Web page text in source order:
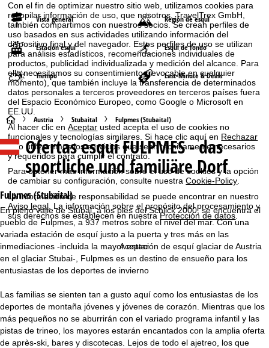
Con el fin de optimizar nuestro sitio web, utilizamos cookies para
recopilar información de uso, que nosotros, TravelTrex GmbH,
también compartimos con nuestros socios. Se crean perfiles de
uso basados en sus actividades utilizando información del
dispositivo final y del navegador. Estos perfiles de uso se utilizan
para análisis estadísticos, recomendaciones individuales de
productos, publicidad individualizada y medición del alcance. Para
ello necesitamos su consentimiento (revocable en cualquier
momento), que también incluye la transferencia de determinados
datos personales a terceros proveedores en terceros países fuera
del Espacio Económico Europeo, como Google o Microsoft en
EE.UU.
Al hacer clic enAceptar usted acepta el uso de cookies no
funcionales y tecnologías similares. Si hace clic aquí en Rechazar
solo utilizaremos los servicios que sean técnicamente necesarios
y requeridos para cumplir el contrato.
Para obtener más información sobre el uso de cookies y la opción
de cambiar su configuración, consulte nuestraCookie-Policy
La información de responsabilidad se puede encontrar en nuestro
Aviso legal . La información sobre el propósito del procesamiento y
sus derechos se establecen en nuestraProtección de datos.
Aceptar
Vista general Región de esquí
Estación esquí Esquí de fondo
Tiempo Last-Minute & Deals
P
á
g
i
n
a
p
r
i
n
Austria Stubaital Fulpmes (Stubaital)
Ofertas esquíFULPMES - das
sportliche und familiäre Dorf
Fulpmes (Stubaital)
En pleno valle de Stubai, a los pies del Schlick 2000, se encuentra el
pueblo de Fulpmes, a 937 metros sobre el nivel del mar. Con una
variada estación de esquí justo a la puerta y tres más en las
inmediaciones -incluida la mayor estación de esquí glaciar de Austria
en el glaciar Stubai-, Fulpmes es un destino de ensueño para los
entusiastas de los deportes de invierno
Las familias se sienten tan a gusto aquí como los entusiastas de los
deportes de montaña jóvenes y jóvenes de corazón. Mientras que los
más pequeños no se aburrirán con el variado programa infantil y las
pistas de trineo, los mayores estarán encantados con la amplia oferta
de après-ski, bares y discotecas. Lejos de todo el ajetreo, los que